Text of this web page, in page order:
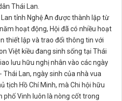
Thái Lan.
tỉnh Nghệ An được thành lập từ
hoạt động, Hội đã có nhiều hoạt
thiết lập và trao đổi thông tin với
Việt kiều đang sinh sống tại Thái
lưu hữu nghị nhân vào các ngày
Thái Lan, ngày sinh của nhà vua
tịch Hồ Chí Minh, mà Chi hội hữu
phố Vinh luôn là nòng cốt trong